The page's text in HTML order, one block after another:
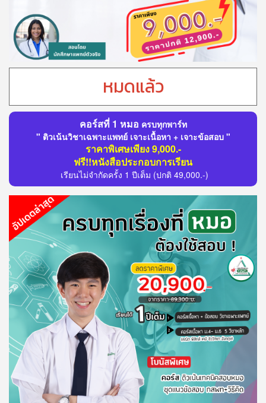
หมดแล้ว
คอร์สที่ 1 หมอ ครบทุกพาร์ท
" ติวเน้นวิชาเฉพาะแพทย์ เจาะเนื้อหา + เจาะข้อสอบ "
ราคาพิเศษเพียง 9,000.-
ฟรี!!หนังสือประกอบการเรียน
เรียนไม่จำกัดครั้ง 1 ปีเต็ม (ปกติ 49,000.-)